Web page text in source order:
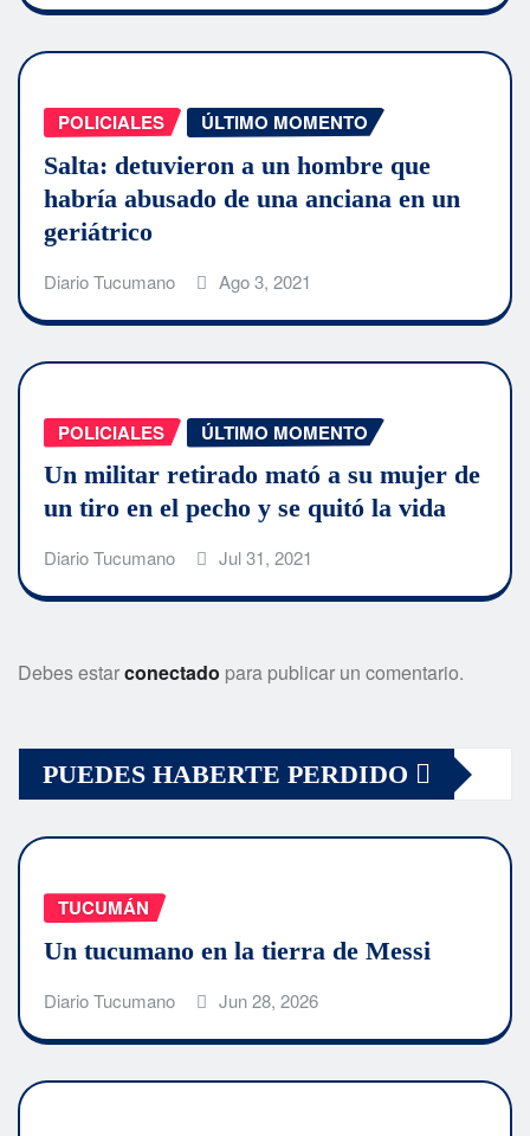
POLICIALES ÚLTIMO MOMENTO
Salta: detuvieron a un hombre que
habría abusado de una anciana en un
geriátrico
Diario Tucumano Ago 3, 2021
POLICIALES ÚLTIMO MOMENTO
Un militar retirado mató a su mujer de
un tiro en el pecho y se quitó la vida
Diario Tucumano Jul 31, 2021
Debes estarconectado para publicar un comentario.
PUEDES HABERTE PERDIDO
TUCUMÁN
Un tucumano en la tierra de Messi
Diario Tucumano Jun 28, 2026